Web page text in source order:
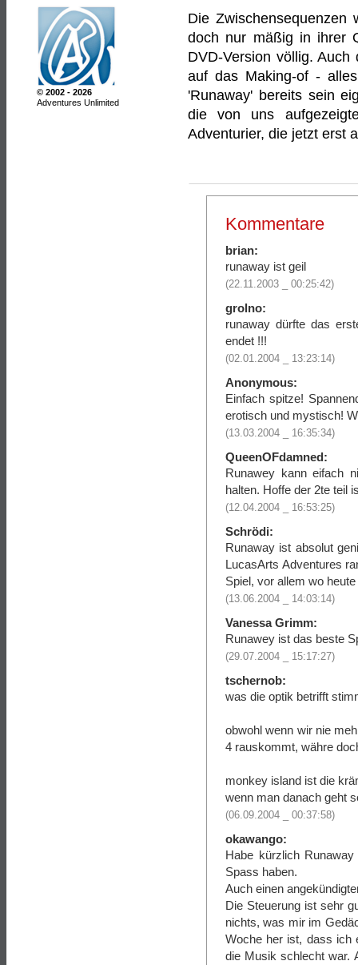
© 2002 - 2026
Adventures Unlimited
Die
doch nur mäßig in ihrer
DVD-Version völlig.
auf das Making-of -
'Runaway' bereits sein
die von uns
Adventurier, die jetzt erst
Kommentare
brian:
runaway ist geil
(22.11.2003 _ 00:25:42)
grolno:
runaway dürfte das
endet !!!
(02.01.2004 _ 13:23:14)
Anonymous:
Einfach spitze!
erotisch und mystisch!
(13.03.2004 _ 16:35:34)
QueenOFdamned:
Runawey kann eifach
halten. Hoffe der 2te teil
(12.04.2004 _ 16:53:25)
Schrödi:
Runaway ist absolut
LucasArts Adventures
Spiel, vor allem wo
(13.06.2004 _ 14:03:14)
Vanessa Grimm:
Runawey ist das beste
(29.07.2004 _ 15:17:27)
tschernob:
was die optik betrifft
obwohl wenn wir nie
4 rauskommt, währe
monkey island ist die
wenn man danach geht
(06.09.2004 _ 00:37:58)
okawango:
Habe kürzlich
Spass haben.
Auch einen
Die Steuerung ist sehr
nichts, was mir im
Woche her ist, dass ich
die Musik schlecht war.